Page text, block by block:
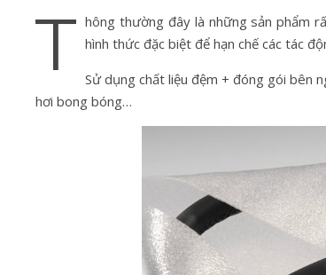
T hông thường đây là những sản phẩm
hình thức đặc biệt để hạn chế các tác
Sử dụng chất liệu đệm + đóng gói bên
hơi bong bóng…